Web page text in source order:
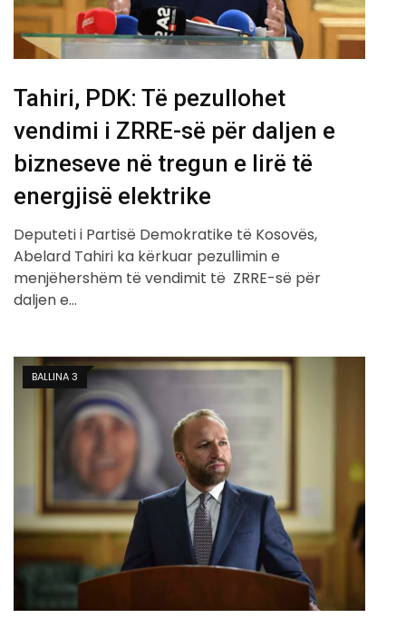
Tahiri, PDK: Të pezullohet
vendimi i ZRRE-së për daljen e
bizneseve në tregun e lirë të
energjisë elektrike
Deputeti i Partisë Demokratike të Kosovës,
Abelard Tahiri ka kërkuar pezullimin e
menjëhershëm të vendimit të ZRRE-së për
daljen e…
BALLINA 3